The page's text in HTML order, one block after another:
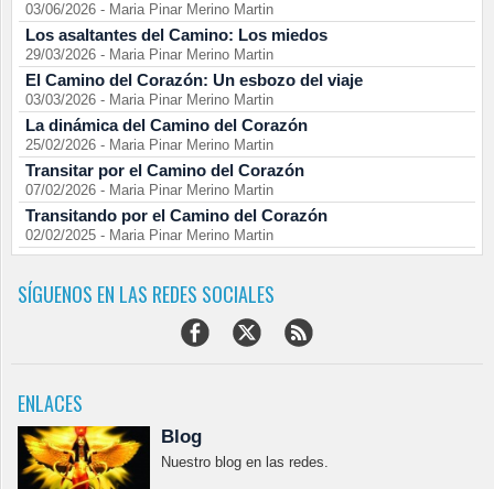
03/06/2026 - Maria Pinar Merino Martin
Los asaltantes del Camino: Los miedos
29/03/2026 - Maria Pinar Merino Martin
El Camino del Corazón: Un esbozo del viaje
03/03/2026 - Maria Pinar Merino Martin
La dinámica del Camino del Corazón
25/02/2026 - Maria Pinar Merino Martin
Transitar por el Camino del Corazón
07/02/2026 - Maria Pinar Merino Martin
Transitando por el Camino del Corazón
02/02/2025 - Maria Pinar Merino Martin
SÍGUENOS EN LAS REDES SOCIALES
ENLACES
Blog
Nuestro blog en las redes.